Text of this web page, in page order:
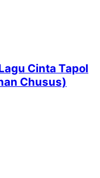
Cinta Tapol
Chusus)